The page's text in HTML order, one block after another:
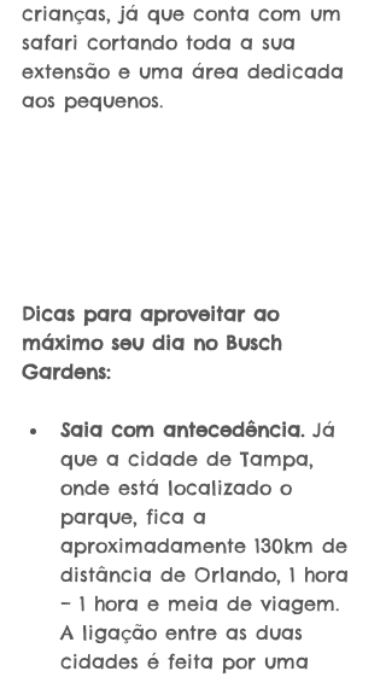
crianças, já que conta com um
safari cortando toda a sua
extensão e uma área dedicada
aos pequenos.
Dicas para aproveitar ao
máximo seu dia no Busch
Gardens:
Saia com antecedência. Já
que a cidade de Tampa,
onde está localizado o
parque, fica a
aproximadamente 130km de
distância de Orlando, 1 hora
– 1 hora e meia de viagem.
A ligação entre as duas
cidades é feita por uma